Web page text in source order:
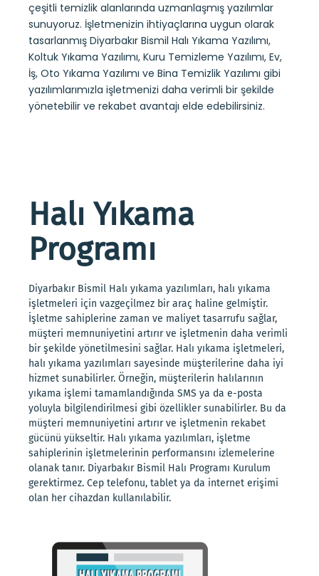
çeşitli temizlik alanlarında uzmanlaşmış yazılımlar
sunuyoruz. İşletmenizin ihtiyaçlarına uygun olarak
tasarlanmış Diyarbakır Bismil Halı Yıkama Yazılımı,
Koltuk Yıkama Yazılımı, Kuru Temizleme Yazılımı, Ev,
İş, Oto Yıkama Yazılımı ve Bina Temizlik Yazılımı gibi
yazılımlarımızla işletmenizi daha verimli bir şekilde
yönetebilir ve rekabet avantajı elde edebilirsiniz.
Halı Yıkama
Programı
Diyarbakır Bismil Halı yıkama yazılımları, halı yıkama
işletmeleri için vazgeçilmez bir araç haline gelmiştir.
İşletme sahiplerine zaman ve maliyet tasarrufu sağlar,
müşteri memnuniyetini artırır ve işletmenin daha verimli
bir şekilde yönetilmesini sağlar. Halı yıkama işletmeleri,
halı yıkama yazılımları sayesinde müşterilerine daha iyi
hizmet sunabilirler. Örneğin, müşterilerin halılarının
yıkama işlemi tamamlandığında SMS ya da e-posta
yoluyla bilgilendirilmesi gibi özellikler sunabilirler. Bu da
müşteri memnuniyetini artırır ve işletmenin rekabet
gücünü yükseltir. Halı yıkama yazılımları, işletme
sahiplerinin işletmelerinin performansını izlemelerine
olanak tanır. Diyarbakır Bismil Halı Programı Kurulum
gerektirmez. Cep telefonu, tablet ya da internet erişimi
olan her cihazdan kullanılabilir.